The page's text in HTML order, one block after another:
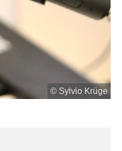
© Sylvio Krüge